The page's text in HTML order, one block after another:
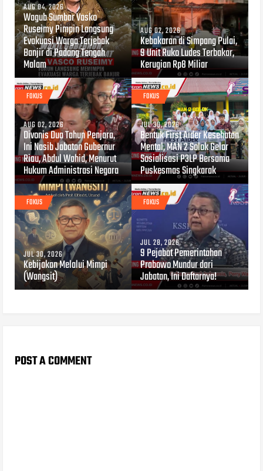
AUG 04, 2026
Wagub Sumbar Vasko
Ruseimy Pimpin Langsung
Evakuasi Warga Terjebak
Banjir di Padang Tengah
Malam
AUG 02, 2026
Kebakaran di Simpang Pulai,
9 Unit Ruko Ludes Terbakar,
Kerugian Rp8 Miliar
FOKUS
AUG 02, 2026
Divonis Dua Tahun Penjara,
Ini Nasib Jabatan Gubernur
Riau, Abdul Wahid, Menurut
Hukum Administrasi Negara
FOKUS
JUL 30, 2026
Bentuk First Aider Kesehatan
Mental, MAN 2 Solok Gelar
Sosialisasi P3LP Bersama
Puskesmas Singkarak
FOKUS
JUL 30, 2026
Kebijakan Melalui Mimpi
(Wangsit)
FOKUS
JUL 28, 2026
9 Pejabat Pemerintahan
Prabowo Mundur dari
Jabatan, Ini Daftarnya!
POST A COMMENT